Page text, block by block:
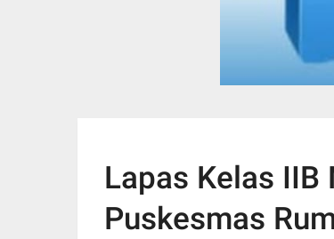
Lapas Kelas IIB
Puskesmas